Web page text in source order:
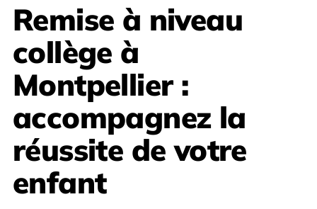
Remise à niveau
collège à
Montpellier:
accompagnez la
réussite de votre
enfant